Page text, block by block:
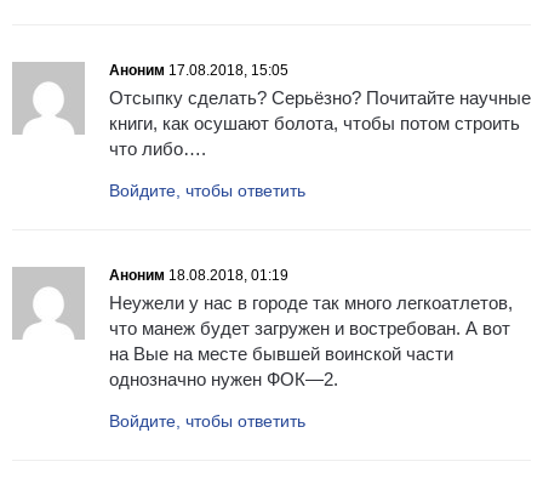
Аноним 17.08.2018, 15:05
Отсыпку сделать? Серьёзно? Почитайте научные
книги, как осушают болота, чтобы потом строить
что либо….
Войдите, чтобы ответить
Аноним 18.08.2018, 01:19
Неужели у нас в городе так много легкоатлетов,
что манеж будет загружен и востребован. А вот
на Вые на месте бывшей воинской части
однозначно нужен ФОК—2.
Войдите, чтобы ответить